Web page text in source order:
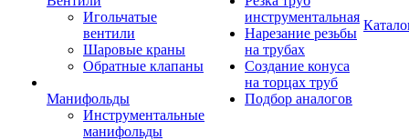
Игольчатые
вентили
Шаровые краны
Обратные клапаны
Манифольды
Инструментальные
манифольды
инструментальная
Нарезание резьбы
на трубах
Создание конуса
на торцах труб
Подбор аналогов